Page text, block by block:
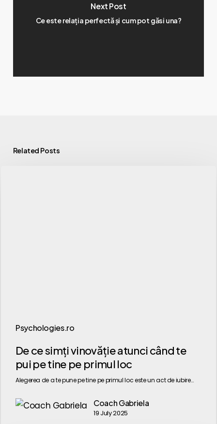
Next Post
Ce este relația perfectă și cum pot găsi una?
Related Posts
Psychologies.ro
atunci
De ce simți vinovăție atunci când te
pui pe tine pe primul loc
Alegerea de a te pune pe tine pe primul loc este un act de iubire…
Coach Gabriela
19 July 2025